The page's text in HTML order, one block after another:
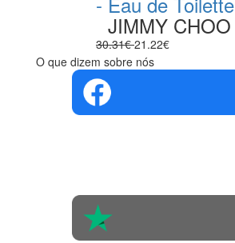
JIMMY CHOO
30.31€21.22€
O que dizem sobre nós